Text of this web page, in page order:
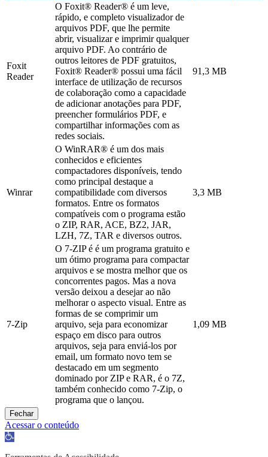
Foxit
Reader
O Foxit® Reader® é um leve,
rápido, e completo visualizador de
arquivos PDF, que lhe permite
abrir, visualizar e imprimir qualquer
arquivo PDF. Ao contrário de
outros leitores de PDF gratuitos,
Foxit® Reader® possui uma fácil
interface de utilização de recursos
de colaboração como a capacidade
de adicionar anotações para PDF,
preencher formulários PDF, e
compartilhar informações com as
redes sociais.
91,3 MB
Winrar
O WinRAR® é um dos mais
conhecidos e eficientes
compactadores disponíveis, tendo
como principal destaque a
compatibilidade com diversos
formatos. Entre os formatos
compatíveis com o programa estão
o ZIP, RAR, ACE, BZ2, JAR,
LZH, 7Z, TAR e diversos outros.
3,3 MB
7-Zip
O 7-ZIP é é um programa gratuito e
um ótimo programa para compactar
arquivos e se mostra melhor que os
concorrentes pagos. Mas a nova
versão deixou a desejar ao não
melhorar o aspecto visual. Entre as
formas de se comprimir um
arquivo, seja para economizar
espaço em disco para outros
arquivos, seja para enviá-los por
email, um formato novo tem se
destacado em um segmento
dominado por ZIP e RAR, é o 7Z,
também conhecido como 7-Zip, o
programa que o lançou.
1,09 MB
Fechar
Acessar o conteúdo
Abrir